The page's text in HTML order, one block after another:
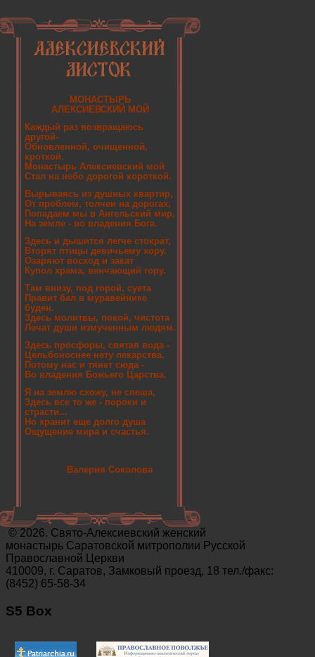
МОНАСТЫРЬ
АЛЕКСИЕВСКИЙ МОЙ
Каждый раз возвращаюсь
другой-
Обновленной, очищенной,
кроткой.
Монастырь Алексиевский мой
Стал на небо дорогой короткой.
Вырываясь из душных квартир,
От проблем, толчеи на дорогах,
Попадаем мы в Ангельский мир,
На земле - во владения Бога.
Здесь и дышится легче стократ,
Вторят птицы девичьему хору.
Озаряют восход и закат
Купол храма, венчающий гору.
Там внизу, под горой, суета
Правит бал в муравейнике
буден.
Здесь молитвы, покой, чистота
Лечат души измученным людям.
Здесь просфоры, святая вода -
Цельбоноснее нету лекарства.
Потому нас и тянет сюда -
Во владения Божьего Царства.
Я на землю схожу, не спеша,
Здесь все то же - пороки и
страсти...
Но хранит еще долго душа
Ощущение мира и счастья.
Валерия Соколова
© 2026. Свято-Алексиевский женский
монастырь Саратовской митрополии Русской
Православной Церкви
410009, г. Саратов, Замковый проезд, 18 тел./факс:
(8452) 65-58-34
S5 Box